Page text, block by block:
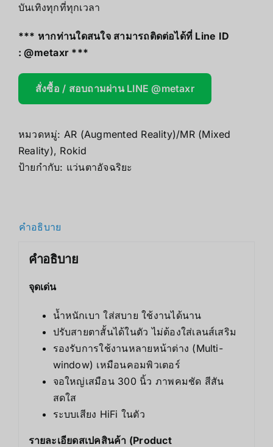
บันเทิงทุกที่ทุกเวลา
*** หากท่านใดสนใจ สามารถติดต่อได้ที่ Line ID
:@metaxr ***
สั่งซื้อ / สอบถามผ่าน LINE @metaxr
หมวดหมู่: AR (Augmented Reality)/MR (Mixed
Reality), Rokid
ป้ายกำกับ: แว่นตาอัจฉริยะ
คำอธิบาย
คำอธิบาย
จุดเด่น
น้ำหนักเบา ใส่สบาย ใช้งานได้นาน
ปรับสายตาสั้นได้ในตัว ไม่ต้องใส่เลนส์เสริม
รองรับการใช้งานหลายหน้าต่าง (Multi-
window) เหมือนคอมพิวเตอร์
จอใหญ่เสมือน 300 นิ้ว ภาพคมชัด สีสัน
สดใส
ระบบเสียง HiFi ในตัว
รายละเอียดสเปคสินค้า (Product